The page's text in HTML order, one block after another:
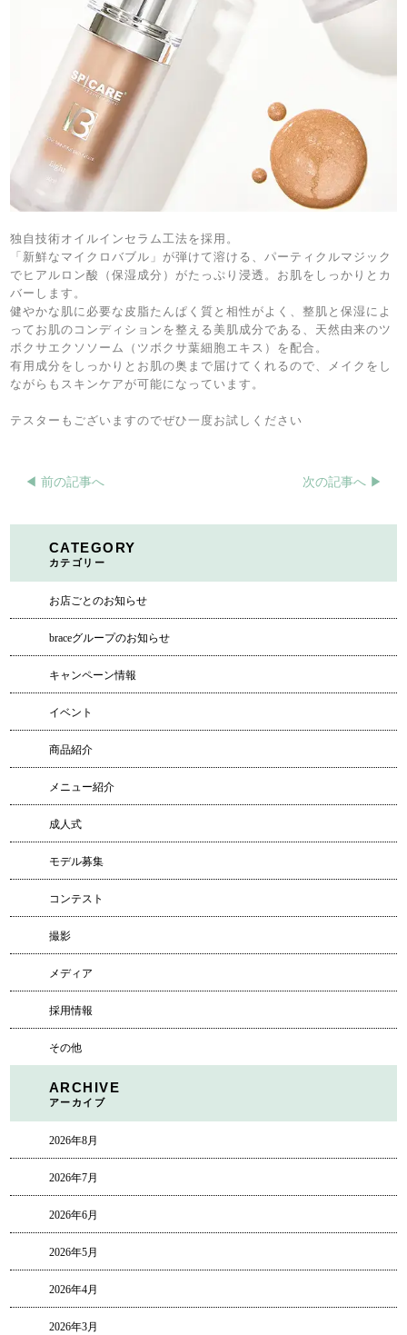
独自技術オイルインセラム工法を採用。
「新鮮なマイクロバブル」が弾けて溶ける、パーティクルマジック
でヒアルロン酸（保湿成分）がたっぷり浸透。お肌をしっかりとカ
バーします。
健やかな肌に必要な皮脂たんぱく質と相性がよく、整肌と保湿によ
ってお肌のコンディションを整える美肌成分である、天然由来のツ
ボクサエクソソーム（ツボクサ葉細胞エキス）を配合。
有用成分をしっかりとお肌の奥まで届けてくれるので、メイクをし
ながらもスキンケアが可能になっています。
テスターもございますのでぜひ一度お試しください
◀︎ 前の記事へ 次の記事へ ▶︎
CATEGORY
カテゴリー
お店ごとのお知らせ
braceグループのお知らせ
キャンペーン情報
イベント
商品紹介
メニュー紹介
成人式
モデル募集
コンテスト
撮影
メディア
採用情報
その他
ARCHIVE
アーカイブ
2026年8月
2026年7月
2026年6月
2026年5月
2026年4月
2026年3月